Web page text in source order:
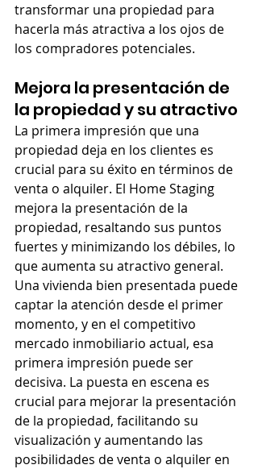
transformar una propiedad para
hacerla más atractiva a los ojos de
los compradores potenciales.
Mejora la presentación de
la propiedad y su atractivo
La primera impresión que una
propiedad deja en los clientes es
crucial para su éxito en términos de
venta o alquiler. El Home Staging
mejora la presentación de la
propiedad, resaltando sus puntos
fuertes y minimizando los débiles, lo
que aumenta su atractivo general.
Una vivienda bien presentada puede
captar la atención desde el primer
momento, y en el competitivo
mercado inmobiliario actual, esa
primera impresión puede ser
decisiva. La puesta en escena es
crucial para mejorar la presentación
de la propiedad, facilitando su
visualización y aumentando las
posibilidades de venta o alquiler en